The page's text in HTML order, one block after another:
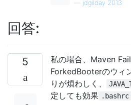
jdgilday 2013
回答:
5
私の場合、Maven
ForkedBooterのウィ
りが煩わしく、
定しても効果 .bashrc